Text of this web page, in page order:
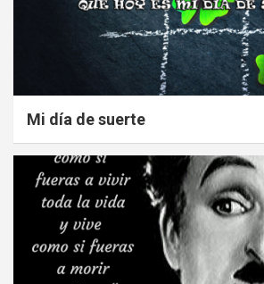
Mi día de suerte